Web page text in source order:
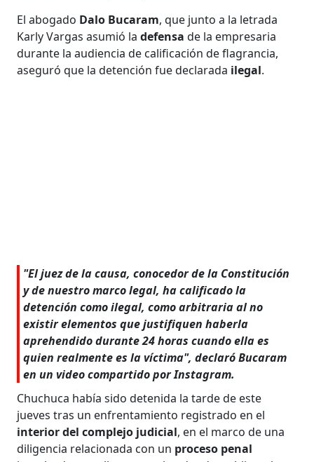
El abogado Dalo Bucaram, que junto a la letrada
Karly Vargas asumió ladefensade la empresaria
durante la audiencia de calificación de flagrancia,
aseguró que la detención fue declarada ilegal.
"El juez de la causa, conocedor de la Constitución
y de nuestro marco legal, ha calificado la
detención como ilegal, como arbitraria al no
existir elementos que justifiquen haberla
aprehendido durante 24 horas cuando ella es
quien realmente es la víctima", declaró Bucaram
en un video compartido por Instagram.
Chuchuca había sido detenida la tarde de este
jueves tras un enfrentamiento registrado en el
interior del complejo judicial, en el marco de una
diligencia relacionada con un proceso penal